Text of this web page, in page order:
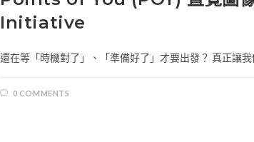
Initiative
還在等「時機對了」、「準備好了」才要出發？ 真正讓我
0 COMMENTS